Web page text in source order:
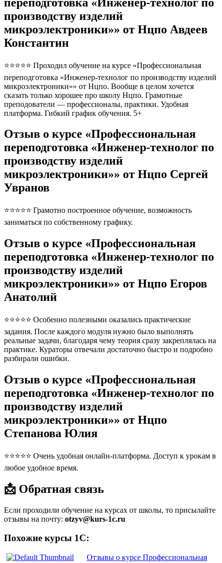
производству изделий
микроэлектроники»» от Нцпо Авдеев
Константин
⭐⭐⭐⭐⭐ Проходил обучение на курсе «Профессиональная
переподготовка «Инженер-технолог по производству изделий
микроэлектроники»» от Нцпо. Вообще в целом хочется
сказать только хорошее про школу Нцпо. Грамотные
преподователи — профессионалы, практики. Удобная
платформа. Гибкий график обучения. 5+
Отзыв о курсе «Профессиональная
переподготовка «Инженер-технолог по
производству изделий
микроэлектроники»» от Нцпо Сергей
Увранов
⭐⭐⭐⭐⭐ Грамотно построенное обучение, возможность
заниматься по собственному графику.
Отзыв о курсе «Профессиональная
переподготовка «Инженер-технолог по
производству изделий
микроэлектроники»» от Нцпо Егоров
Анатолий
⭐⭐⭐⭐⭐ Особенно полезными оказались практические
задания. После каждого модуля нужно было выполнять
реальные задачи, благодаря чему теория сразу закреплялась на
практике. Кураторы отвечали достаточно быстро и подробно
разбирали ошибки.
Отзыв о курсе «Профессиональная
переподготовка «Инженер-технолог по
производству изделий
микроэлектроники»» от Нцпо
Степанова Юлия
⭐⭐⭐⭐⭐ Очень удобная онлайн-платформа. Доступ к урокам в
любое удобное время.
📩 Обратная связь
Если проходили обучение на курсах от школы, то присылайте
отзывы на почту: otzyv@kurs-1c.ru
Похожие курсы 1С:
Отзывы о курсе Профессиональная